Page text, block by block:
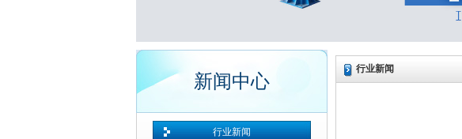
新闻中心
行业新闻
行业新闻